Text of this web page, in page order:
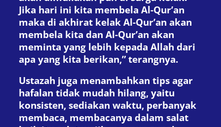
Jika hari ini kita membela Al-Qur’an
maka di akhirat kelak Al-Qur’an akan
membela kita dan Al-Qur’an akan
meminta yang lebih kepada Allah dari
apa yang kita berikan,” terangnya.
Ustazah juga menambahkan tips agar
hafalan tidak mudah hilang, yaitu
konsisten, sediakan waktu, perbanyak
membaca, membacanya dalam salat